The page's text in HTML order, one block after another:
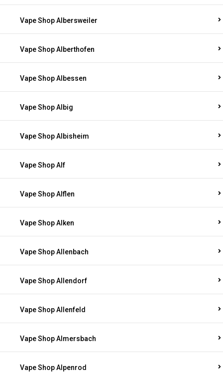
Vape Shop Albersweiler
Vape Shop Alberthofen
Vape Shop Albessen
Vape Shop Albig
Vape Shop Albisheim
Vape Shop Alf
Vape Shop Alflen
Vape Shop Alken
Vape Shop Allenbach
Vape Shop Allendorf
Vape Shop Allenfeld
Vape Shop Almersbach
Vape Shop Alpenrod